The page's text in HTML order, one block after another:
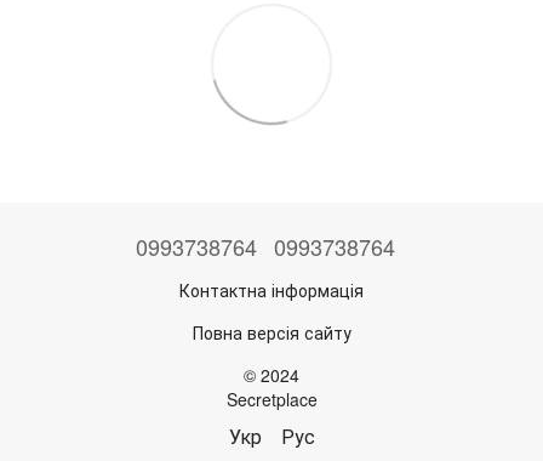
0993738764 0993738764
Контактна інформація
Повна версія сайту
© 2024
Secretplace
Укр Рус